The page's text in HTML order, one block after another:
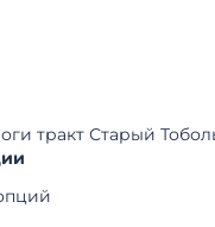
тракт Старый